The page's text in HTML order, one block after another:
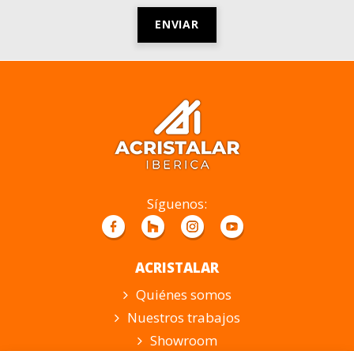
Síguenos:
ACRISTALAR
Quiénes somos
Nuestros trabajos
Showroom